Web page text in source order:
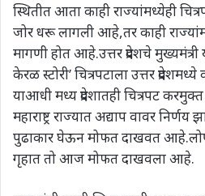
स्थितीत आता काही राज्यांमध्येही
जोर धरू लागली आहे,तर काही
मागणी होत आहे.उत्तर प्रदेशचे मुख्यमंत्री
केरळ स्टोरी’ चित्रपटाला उत्तर
याआधी मध्य प्रदेशातही चित्रपट
महाराष्ट्र राज्यात अद्याप वावर
पुढाकार घेऊन मोफत दाखवत
गृहात तो आज मोफत दाखवला आहे.